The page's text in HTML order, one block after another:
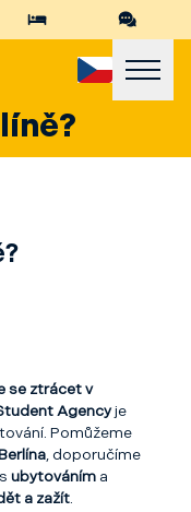
se ztrácet v
Agencyje
Pomůžeme
, doporučíme
ubytováním a
a zažít.